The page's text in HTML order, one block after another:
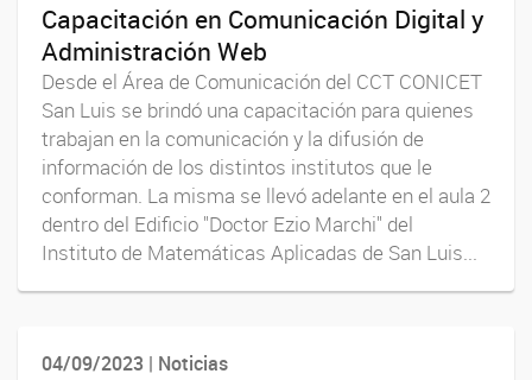
Capacitación en Comunicación Digital y
Administración Web
Desde el Área de Comunicación del CCT CONICET
San Luis se brindó una capacitación para quienes
trabajan en la comunicación y la difusión de
información de los distintos institutos que le
conforman. La misma se llevó adelante en el aula 2
dentro del Edificio "Doctor Ezio Marchi" del
Instituto de Matemáticas Aplicadas de San Luis...
04/09/2023 | Noticias